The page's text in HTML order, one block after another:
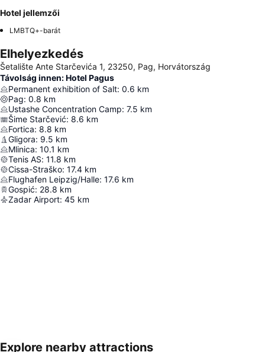
Hotel jellemzői
LMBTQ+-barát
Elhelyezkedés
Šetalište Ante Starčevića 1, 23250, Pag, Horvátország
Távolság innen: Hotel Pagus
Permanent exhibition of Salt: 0.6 km
Pag: 0.8 km
Ustashe Concentration Camp: 7.5 km
Šime Starčević: 8.6 km
Fortica: 8.8 km
Gligora: 9.5 km
Mlinica: 10.1 km
Tenis AS: 11.8 km
Cissa-Straško: 17.4 km
Flughafen Leipzig/Halle: 17.6 km
Gospić: 28.8 km
Zadar Airport: 45 km
Explore nearby attractions